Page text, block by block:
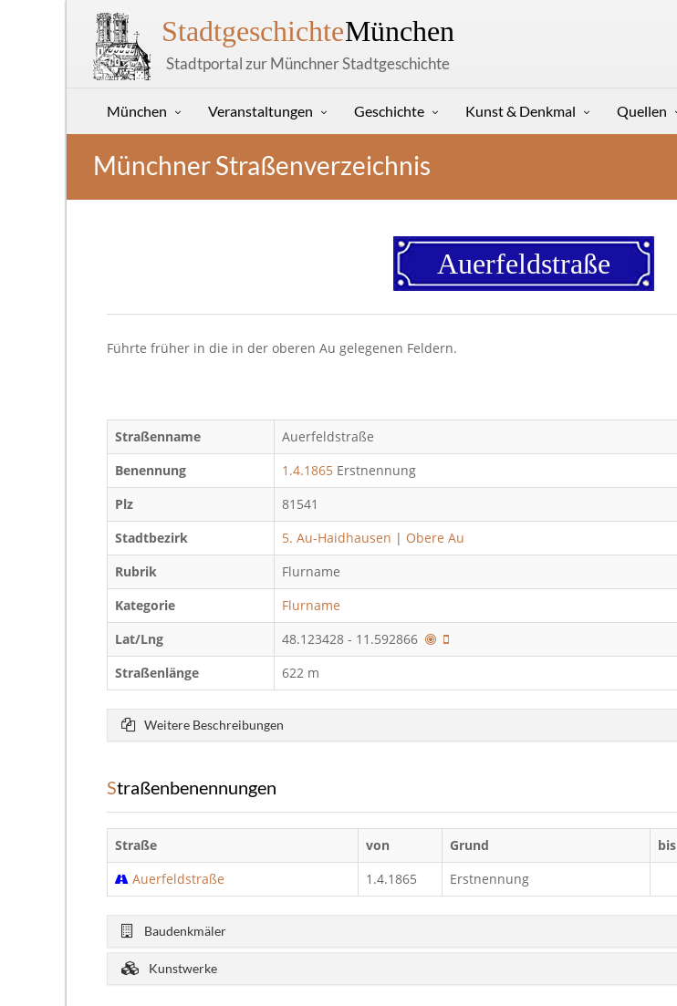
StadtgeschichteMünchen
Stadtportal zur Münchner Stadtgeschichte
München Veranstaltungen Geschichte Kunst & Denkmal Quellen
Münchner Straßenverzeichnis
Auerfeldstraße
Führte früher in die in der oberen Au gelegenen Feldern.
Straßenname
Auerfeldstraße
Benennung
1.4.1865 Erstnennung
Plz
81541
Stadtbezirk
5. Au-Haidhausen | Obere Au
Rubrik
Flurname
Kategorie
Flurname
Lat/Lng
48.123428 - 11.592866
Straßenlänge
622 m
Weitere Beschreibungen
Straßenbenennungen
Straße von Grund bis
Auerfeldstraße
1.4.1865 Erstnennung
Baudenkmäler
Kunstwerke